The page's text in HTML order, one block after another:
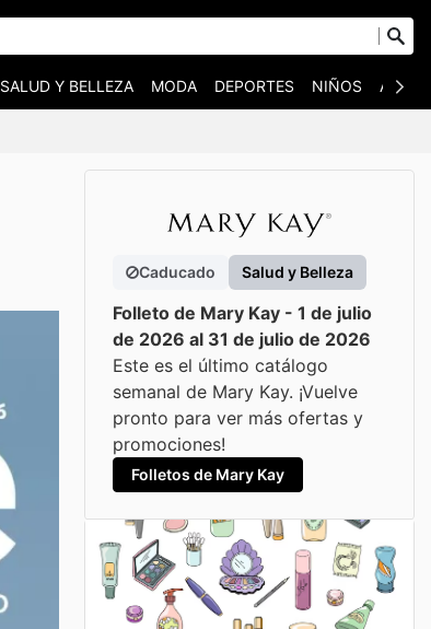
SALUD Y BELLEZA MODA DEPORTES NIÑOS AUTO
Caducado Salud y Belleza
Folleto de Mary Kay - 1 de julio
de 2026 al 31 de julio de 2026
Este es el último catálogo
semanal de Mary Kay. ¡Vuelve
pronto para ver más ofertas y
promociones!
Folletos de Mary Kay